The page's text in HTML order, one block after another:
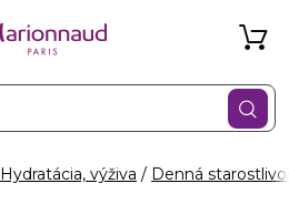
Hydratácia, výživa Denná